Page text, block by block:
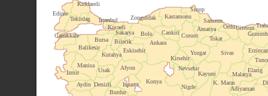
Ankara
Kirklareli
Edirne
Tekirdag
Canakkale
Balikesir
Bursa
Istanbul
Kocaeli
Sakarya
Zonguldak
Bolu
Bilecik
Eskisehir
Kutahya
Manisa
Izmir
Aydin Denizli
Burdur
Usak Afyon
Isparta Konya
Kirsehir
Cankiri
Kastamonu
Sinop
Corum
Yozgat
Nevsehir
Nigde
K. Maras
Kayseri
Sivas
Tokat
Amasya
Samsun
OrduGiresun
Erzincan
Malatya
Adiyaman
Elazig